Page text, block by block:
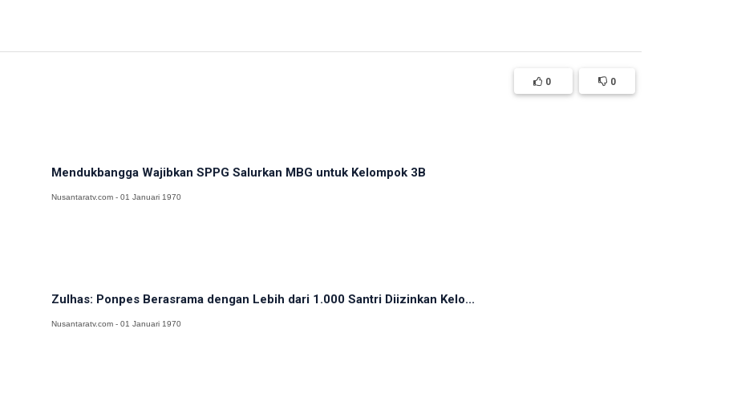
0 0
Mendukbangga Wajibkan SPPG Salurkan MBG untuk Kelompok 3B
Nusantaratv.com - 01 Januari 1970
Zulhas: Ponpes Berasrama dengan Lebih dari 1.000 Santri Diizinkan Kelo...
Nusantaratv.com - 01 Januari 1970